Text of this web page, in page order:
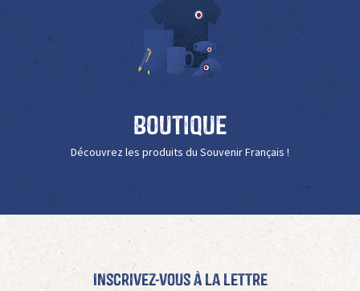
Boutique
Découvrez les produits du Souvenir Français !
Inscrivez-vous à La Lettre